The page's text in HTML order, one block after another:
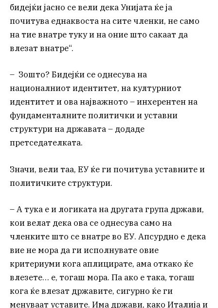
бидејќи јасно се вели дека Унијата ќе ја
почитува еднаквоста на сите членки, не само
на тие внатре туку и на оние што сакаат да
влезат внатре“.
– Зошто? Бидејќи се однесува на
националниот идентитет, на културниот
идентитет и ова најважното – инхерентен на
фундаменталните политички и уставни
структури на државата – додаде
претседателката.
Значи, вели таа, ЕУ ќе ги почитува уставните и
политичките структури.
– А тука е и логиката на другата група држави,
кои велат дека ова се однесува само на
членките што се внатре во ЕУ. Апсурдно е дека
вие не мора да ги исполнувате овие
критериуми кога аплицирате, ама откако ќе
влезете… е, тогаш мора. Па ако е така, тогаш
кога ќе влезат државите, сигурно ќе ги
менуваат уставите. Има држави, како Италија и